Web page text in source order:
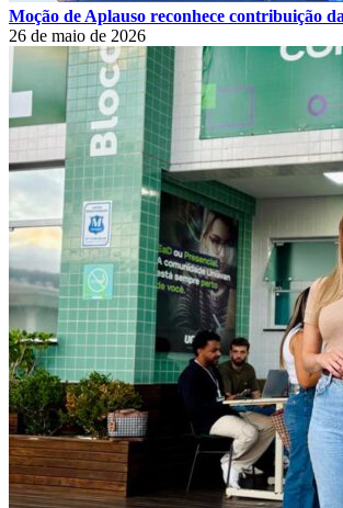
Moção de Aplauso reconhece contribuição
26 de maio de 2026